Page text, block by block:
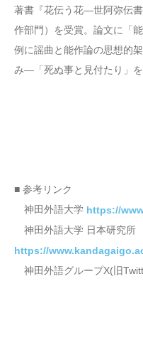
著書『花伝う花―世阿弥伝
作部門）を受賞。論文に「
例に謡曲と能作論の思想的
み―「死ぬ事と見付たり」
■ 参考リンク
神田外語大学 https://
神田外語大学 日本研究所
https://
神田外語グループX(旧